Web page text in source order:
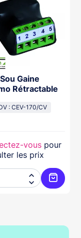
Gaine
Rétractable
: CEV-170/CV
vous pour
les prix

